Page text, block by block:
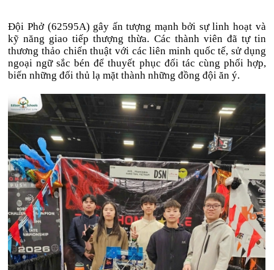
Đội Phở (62595A) gây ấn tượng mạnh bởi sự linh hoạt và
kỹ năng giao tiếp thượng thừa. Các thành viên đã tự tin
thương thảo chiến thuật với các liên minh quốc tế, sử dụng
ngoại ngữ sắc bén để thuyết phục đối tác cùng phối hợp,
biến những đối thủ lạ mặt thành những đồng đội ăn ý.